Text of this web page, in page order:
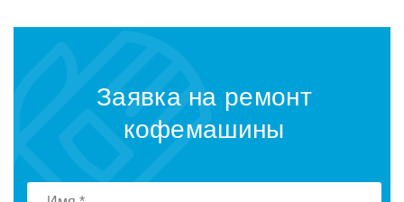
Заявка на ремонт
кофемашины